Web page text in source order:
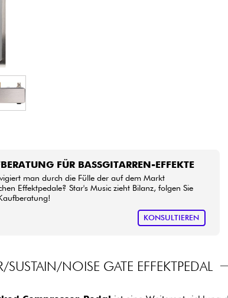
FÜR BASSGITARREN-EFFEKTE
man durch die Fülle der auf dem Markt
Effektpedale? Star's Music zieht Bilanz, folgen Sie
KONSULTIEREN
SUSTAIN/NOISE GATE EFFEKTPEDAL